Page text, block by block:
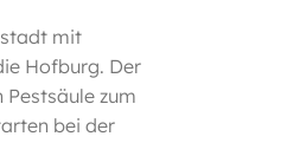
mit
Hofburg. Der
zum
bei der